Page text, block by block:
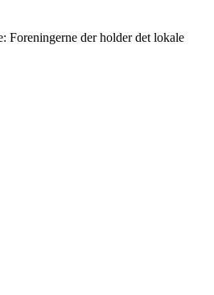
Foreningerne der holder det lokale